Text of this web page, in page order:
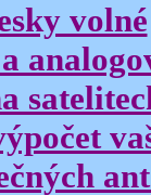
volné